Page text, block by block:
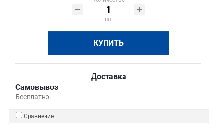
шт
КУПИТЬ
Доставка
Самовывоз
Бесплатно.
Сравнение